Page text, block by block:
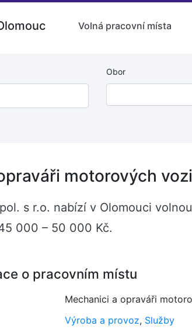
Volná pracovní místa
Obor
motorových
s r.o. nabízí v Olomouci
000 – 50 000 Kč.
o pracovním místu
Mechanici a opraváři
Výroba a provoz, Služby